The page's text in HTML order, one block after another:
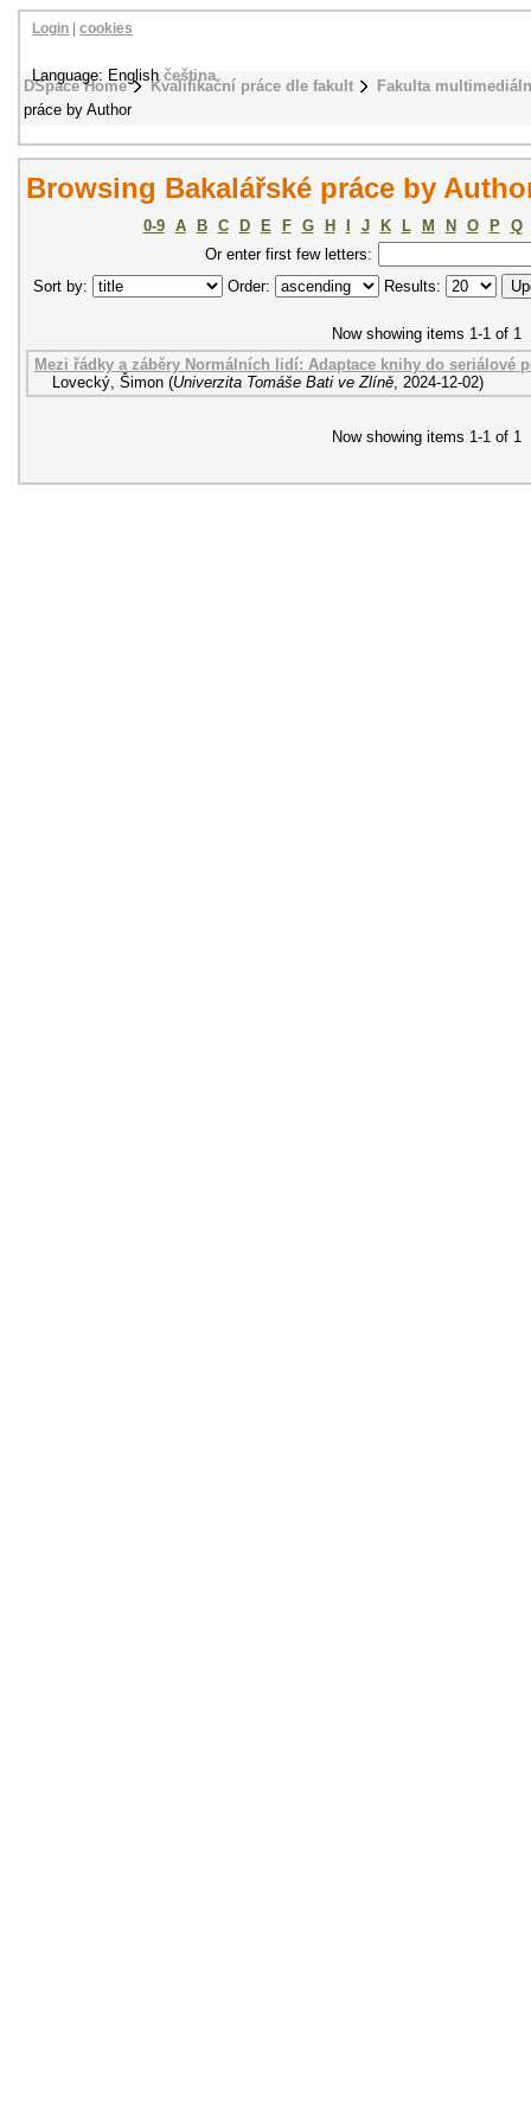
DSpace Home Kvalifikační práce dle fakult
Fakulta
práce by Author
Login cookies
Language: Englishčeština
Browsing Bakalářské práce by
0-9 A B C D E F G H J K L M N O P
Q
Or enter first few letters:
Sort by:
Order: Results:
Now showing items 1-1 of 1
Mezi řádky a záběry Normálních lidí: Adaptace knihy do seriálové
Lovecký, Šimon (Univerzita Tomáše Bati ve Zlíně, 2024-12-02)
Now showing items 1-1 of 1